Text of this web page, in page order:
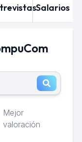
Salarios
Mejor
valoración